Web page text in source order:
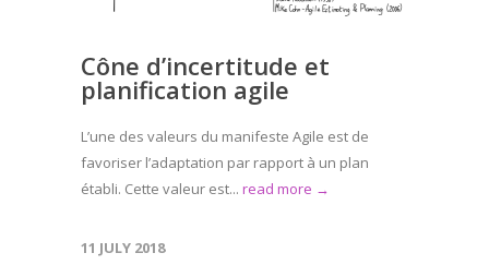
Cône d’incertitude et
planification agile
L’une des valeurs du manifeste Agile est de
favoriser l’adaptation par rapport à un plan
établi. Cette valeur est... read more →
11 JULY 2018